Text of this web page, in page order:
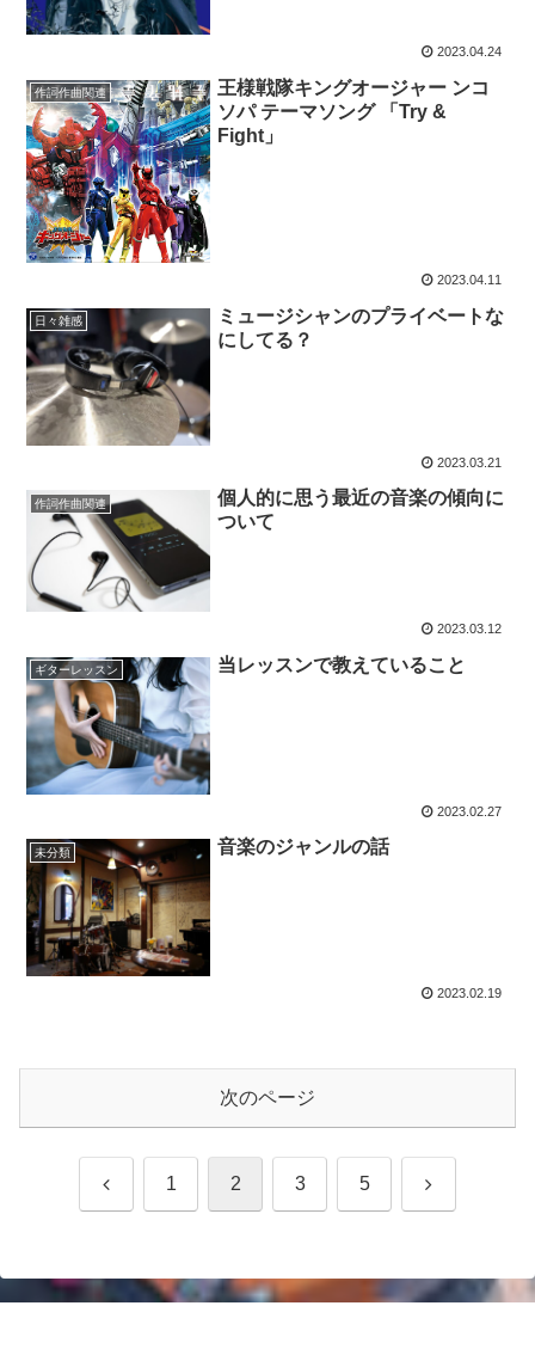
2023.04.24
作詞作曲関連
王様戦隊キングオージャー ンコ
ソパ テーマソング 「Try &
Fight」
2023.04.11
日々雑感
ミュージシャンのプライベートな
にしてる？
2023.03.21
作詞作曲関連
個人的に思う最近の音楽の傾向に
ついて
2023.03.12
ギターレッスン 当レッスンで教えていること
2023.02.27
未分類 音楽のジャンルの話
2023.02.19
次のページ
前 1 2 3 5 次